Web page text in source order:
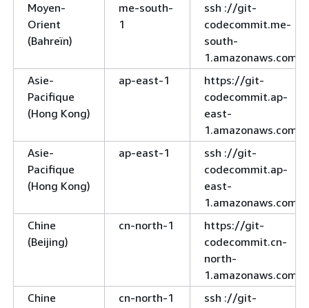
Moyen-
Orient
(Bahreïn)
me-south-
1
ssh ://git-
codecommit.me-
south-
1.amazonaws.com
Asie-
Pacifique
(Hong Kong)
ap-east-1
https://git-
codecommit.ap-
east-
1.amazonaws.com
Asie-
Pacifique
(Hong Kong)
ap-east-1
ssh ://git-
codecommit.ap-
east-
1.amazonaws.com
Chine
(Beijing)
cn-north-1
https://git-
codecommit.cn-
north-
Chine
cn-north-1
ssh ://git-